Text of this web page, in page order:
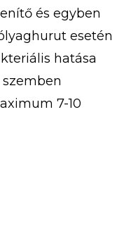
és egyben
esetén
hatása
7-10